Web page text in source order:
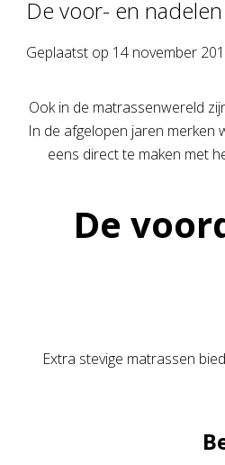
De voor- en
Geplaatst op 14 november
Ook in de matrassenwereld
In de afgelopen jaren merken
eens direct te maken met
De
Extra stevige matrassen